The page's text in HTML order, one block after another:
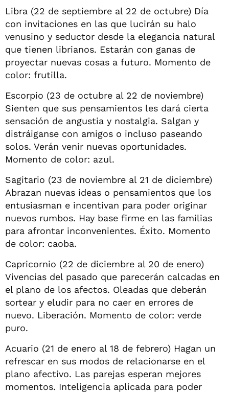
Libra (22 de septiembre al 22 de octubre) Día
con invitaciones en las que lucirán su halo
venusino y seductor desde la elegancia natural
que tienen librianos. Estarán con ganas de
proyectar nuevas cosas a futuro. Momento de
color: frutilla.
Escorpio (23 de octubre al 22 de noviembre)
Sienten que sus pensamientos les dará cierta
sensación de angustia y nostalgia. Salgan y
distráiganse con amigos o incluso paseando
solos. Verán venir nuevas oportunidades.
Momento de color: azul.
Sagitario (23 de noviembre al 21 de diciembre)
Abrazan nuevas ideas o pensamientos que los
entusiasman e incentivan para poder originar
nuevos rumbos. Hay base firme en las familias
para afrontar inconvenientes. Éxito. Momento
de color: caoba.
Capricornio (22 de diciembre al 20 de enero)
Vivencias del pasado que parecerán calcadas en
el plano de los afectos. Oleadas que deberán
sortear y eludir para no caer en errores de
nuevo. Liberación. Momento de color: verde
puro.
Acuario (21 de enero al 18 de febrero) Hagan un
refrescar en sus modos de relacionarse en el
plano afectivo. Las parejas esperan mejores
momentos. Inteligencia aplicada para poder